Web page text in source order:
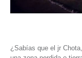
¿Sabías que el jr